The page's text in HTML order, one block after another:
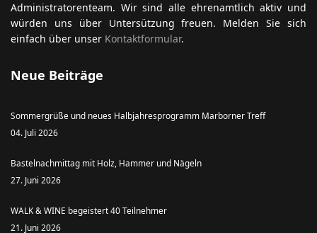
Administratorenteam. Wir sind alle ehrenamtlich aktiv und
würden uns über Untersützung freuen. Melden Sie sich
einfach über unser Kontaktformular.
Neue Beiträge
Sommergrüße und neues Halbjahresprogramm Marborner Treff
04. Juli 2026
Bastelnachmittag mit Holz, Hammer und Nägeln
27. Juni 2026
WALK & WINE begeistert 40 Teilnehmer
21. Juni 2026